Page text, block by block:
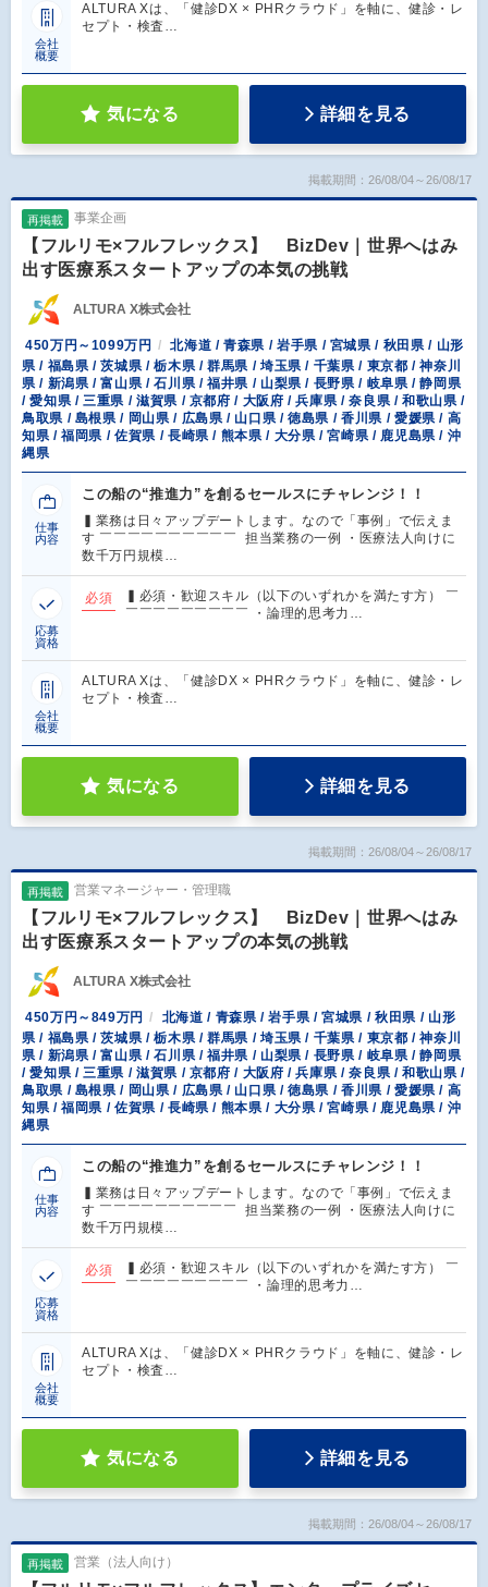
会社
概要
ALTURA Xは、「健診DX × PHRクラウド」を軸に、健診・レ
セプト・検査…
気になる 詳細を見る
掲載期間：26/08/04～26/08/17
再掲載 事業企画
【フルリモ×フルフレックス】 BizDev｜世界へはみ
出す医療系スタートアップの本気の挑戦
ALTURA X株式会社
450万円～1099万円
北海道 / 青森県 / 岩手県 / 宮城県 / 秋田県 / 山形
県 / 福島県 / 茨城県 / 栃木県 / 群馬県 / 埼玉県 / 千葉県 / 東京都 / 神奈川
県 / 新潟県 / 富山県 / 石川県 / 福井県 / 山梨県 / 長野県 / 岐阜県 / 静岡県
/ 愛知県 / 三重県 / 滋賀県 / 京都府 / 大阪府 / 兵庫県 / 奈良県 / 和歌山県 /
鳥取県 / 島根県 / 岡山県 / 広島県 / 山口県 / 徳島県 / 香川県 / 愛媛県 / 高
知県 / 福岡県 / 佐賀県 / 長崎県 / 熊本県 / 大分県 / 宮崎県 / 鹿児島県 / 沖
縄県
仕事
内容
この船の“推進力”を創るセールスにチャレンジ！！
▍業務は日々アップデートします。なので「事例」で伝えま
す ￣￣￣￣￣￣￣￣￣￣ 担当業務の一例 ・医療法人向けに
数千万円規模…
応募
資格
必須
▍必須・歓迎スキル（以下のいずれかを満たす方） ￣
￣￣￣￣￣￣￣￣￣ ・論理的思考力…
会社
概要
ALTURA Xは、「健診DX × PHRクラウド」を軸に、健診・レ
セプト・検査…
気になる 詳細を見る
掲載期間：26/08/04～26/08/17
再掲載 営業マネージャー・管理職
【フルリモ×フルフレックス】 BizDev｜世界へはみ
出す医療系スタートアップの本気の挑戦
ALTURA X株式会社
450万円～849万円
北海道 / 青森県 / 岩手県 / 宮城県 / 秋田県 / 山形
県 / 福島県 / 茨城県 / 栃木県 / 群馬県 / 埼玉県 / 千葉県 / 東京都 / 神奈川
県 / 新潟県 / 富山県 / 石川県 / 福井県 / 山梨県 / 長野県 / 岐阜県 / 静岡県
/ 愛知県 / 三重県 / 滋賀県 / 京都府 / 大阪府 / 兵庫県 / 奈良県 / 和歌山県 /
鳥取県 / 島根県 / 岡山県 / 広島県 / 山口県 / 徳島県 / 香川県 / 愛媛県 / 高
知県 / 福岡県 / 佐賀県 / 長崎県 / 熊本県 / 大分県 / 宮崎県 / 鹿児島県 / 沖
縄県
仕事
内容
この船の“推進力”を創るセールスにチャレンジ！！
▍業務は日々アップデートします。なので「事例」で伝えま
す ￣￣￣￣￣￣￣￣￣￣ 担当業務の一例 ・医療法人向けに
数千万円規模…
応募
資格
必須
▍必須・歓迎スキル（以下のいずれかを満たす方） ￣
￣￣￣￣￣￣￣￣￣ ・論理的思考力…
会社
概要
ALTURA Xは、「健診DX × PHRクラウド」を軸に、健診・レ
セプト・検査…
気になる 詳細を見る
掲載期間：26/08/04～26/08/17
再掲載 営業（法人向け）